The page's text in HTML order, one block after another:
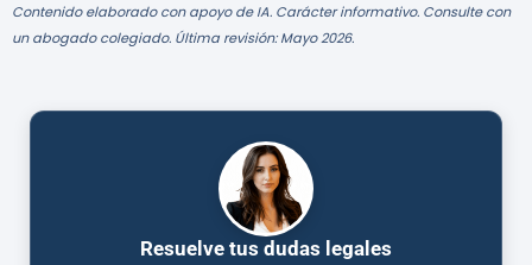
Contenido elaborado con apoyo de IA. Carácter informativo. Consulte con
un abogado colegiado. Última revisión: Mayo 2026.
Resuelve tus dudas legales